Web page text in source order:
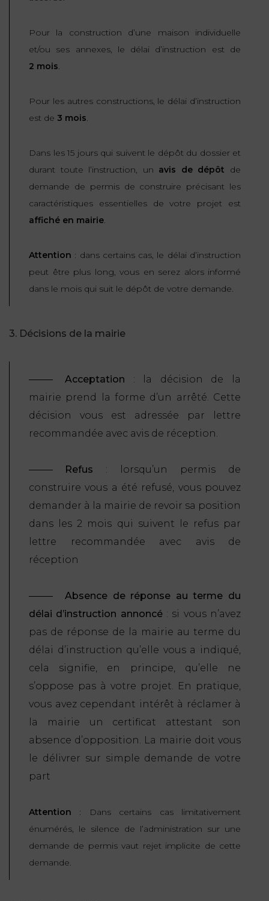
Pour la construction d’une maison individuelle
et/ou ses annexes, le délai d’instruction est de
2 mois.
Pour les autres constructions, le délai d’instruction
est de 3 mois.
Dans les 15 jours qui suivent le dépôt du dossier et
durant toute l’instruction, un avis de dépôt de
demande de permis de construire précisant les
caractéristiques essentielles de votre projet est
affiché en mairie.
Attention : dans certains cas, le délai d’instruction
peut être plus long, vous en serez alors informé
dans le mois qui suit le dépôt de votre demande.
3. Décisions de la mairie
Acceptation : la décision de la
mairie prend la forme d’un arrêté. Cette
décision vous est adressée par lettre
recommandée avec avis de réception.
Refus : lorsqu’un permis de
construire vous a été refusé, vous pouvez
demander à la mairie de revoir sa position
dans les 2 mois qui suivent le refus par
lettre recommandée avec avis de
réception
Absence de réponse au terme du
délai d’instruction annoncé: si vous n’avez
pas de réponse de la mairie au terme du
délai d’instruction qu’elle vous a indiqué,
cela signifie, en principe, qu’elle ne
s’oppose pas à votre projet. En pratique,
vous avez cependant intérêt à réclamer à
la mairie un certificat attestant son
absence d’opposition. La mairie doit vous
le délivrer sur simple demande de votre
part
Attention : Dans certains cas limitativement
énumérés, le silence de l’administration sur une
demande de permis vaut rejet implicite de cette
demande.